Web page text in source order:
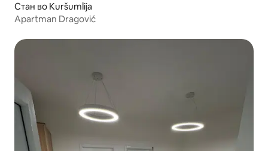
Стан во Kuršumlija
Apartman Dragović